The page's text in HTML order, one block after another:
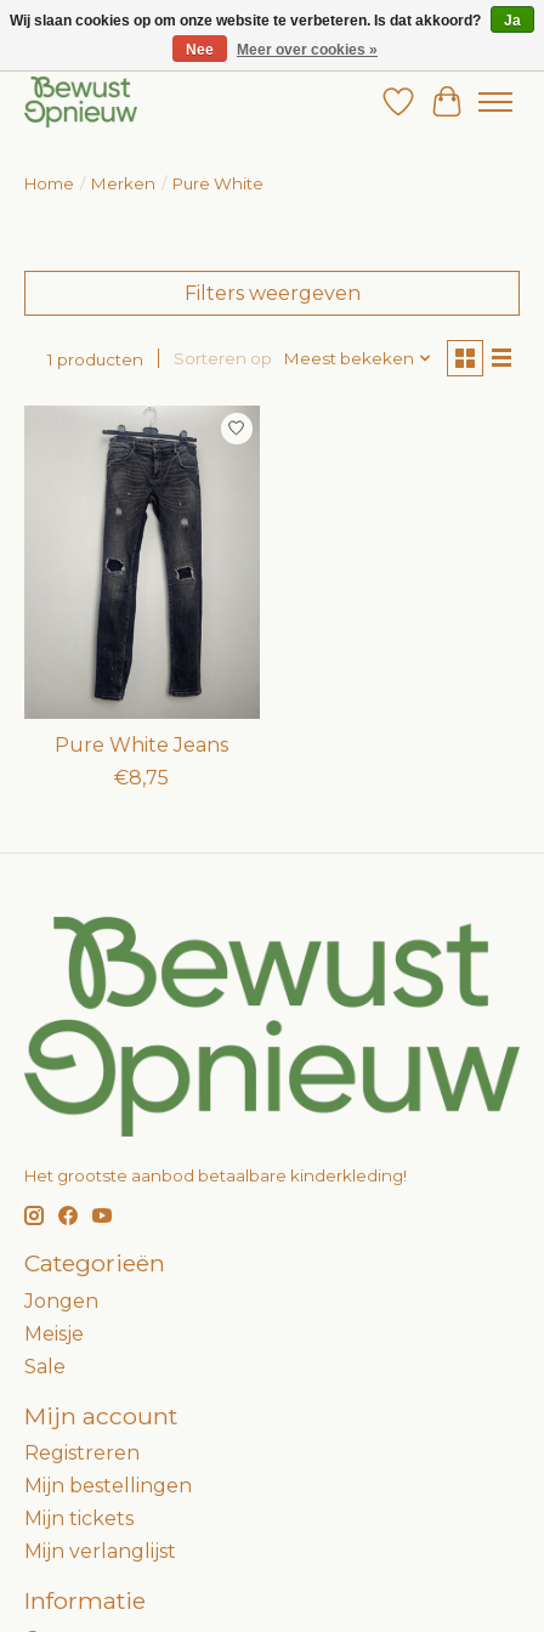
Wij bieden het grootste aanbod in betaalbare kinderkleding!
Verlanglijst
Home / Merken / Pure White
Filters weergeven
1 producten Sorteren op Meest bekeken
Pure White Jeans
€8,75
Het grootste aanbod betaalbare kinderkleding!
Categorieën
Jongen
Meisje
Sale
Mijn account
Registreren
Mijn bestellingen
Mijn tickets
Mijn verlanglijst
Informatie
Wij slaan cookies op om onze website te verbeteren. Is dat akkoord?
Ja
Nee
Meer over cookies »